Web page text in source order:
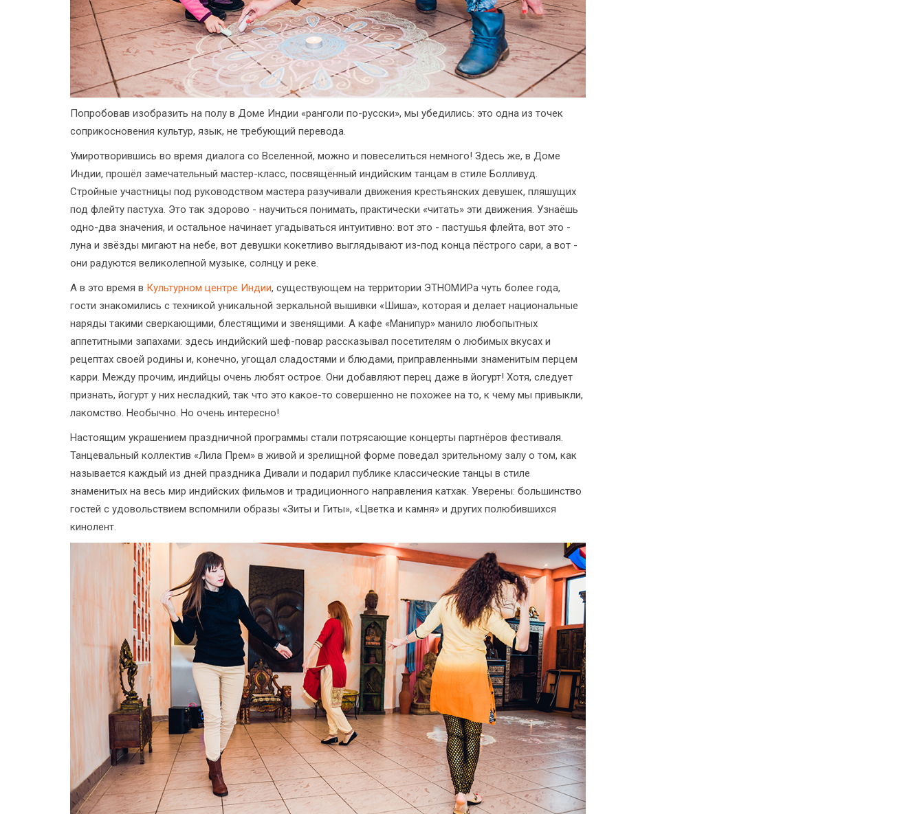
Попробовав изобразить на полу в Доме Индии «ранголи по-русски», мы убедились: это одна из точек
соприкосновения культур, язык, не требующий перевода.
Умиротворившись во время диалога со Вселенной, можно и повеселиться немного! Здесь же, в Доме
Индии, прошёл замечательный мастер-класс, посвящённый индийским танцам в стиле Болливуд.
Стройные участницы под руководством мастера разучивали движения крестьянских девушек, пляшущих
под флейту пастуха. Это так здорово - научиться понимать, практически «читать» эти движения. Узнаёшь
одно-два значения, и остальное начинает угадываться интуитивно: вот это - пастушья флейта, вот это -
луна и звёзды мигают на небе, вот девушки кокетливо выглядывают из-под конца пёстрого сари, а вот -
они радуются великолепной музыке, солнцу и реке.
А в это время в Культурном центре Индии, существующем на территории ЭТНОМИРа чуть более года,
гости знакомились с техникой уникальной зеркальной вышивки «Шиша», которая и делает национальные
наряды такими сверкающими, блестящими и звенящими. А кафе «Манипур» манило любопытных
аппетитными запахами: здесь индийский шеф-повар рассказывал посетителям о любимых вкусах и
рецептах своей родины и, конечно, угощал сладостями и блюдами, приправленными знаменитым перцем
карри. Между прочим, индийцы очень любят острое. Они добавляют перец даже в йогурт! Хотя, следует
признать, йогурт у них несладкий, так что это какое-то совершенно не похожее на то, к чему мы привыкли,
лакомство. Необычно. Но очень интересно!
Настоящим украшением праздничной программы стали потрясающие концерты партнёров фестиваля.
Танцевальный коллектив «Лила Прем» в живой и зрелищной форме поведал зрительному залу о том, как
называется каждый из дней праздника Дивали и подарил публике классические танцы в стиле
знаменитых на весь мир индийских фильмов и традиционного направления катхак. Уверены: большинство
гостей с удовольствием вспомнили образы «Зиты и Гиты», «Цветка и камня» и других полюбившихся
кинолент.